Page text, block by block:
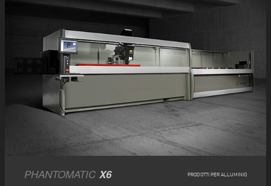
PHANTOMATIC X6 PRODOTTI PER ALLUMINIO